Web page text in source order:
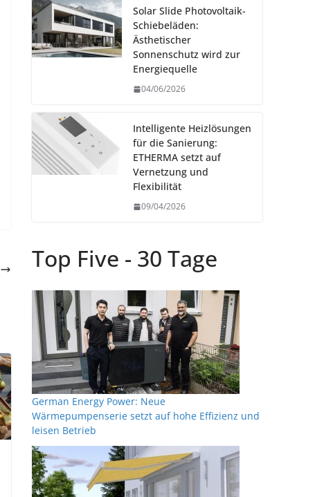
Solar Slide Photovoltaik-
Schiebeläden:
Ästhetischer
Sonnenschutz wird zur
Energiequelle
04/06/2026
Intelligente Heizlösungen
für die Sanierung:
ETHERMA setzt auf
Vernetzung und
Flexibilität
09/04/2026
Top Five - 30 Tage
German Energy Power: Neue
Wärmepumpenserie setzt auf hohe Effizienz und
leisen Betrieb